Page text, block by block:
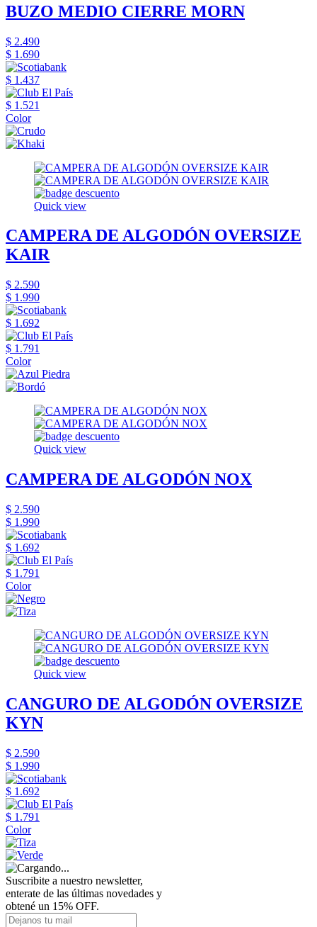
BUZO MEDIO CIERRE MORN
$ 2.490
$ 1.690
$ 1.437
$ 1.521
Color
Quick view
CAMPERA DE ALGODÓN OVERSIZE
KAIR
$ 2.590
$ 1.990
$ 1.692
$ 1.791
Color
Quick view
CAMPERA DE ALGODÓN NOX
$ 2.590
$ 1.990
$ 1.692
$ 1.791
Color
Quick view
CANGURO DE ALGODÓN OVERSIZE
KYN
$ 2.590
$ 1.990
$ 1.692
$ 1.791
Color
Suscribite a nuestro newsletter,
enterate de las últimas novedades y
obtené un 15% OFF.